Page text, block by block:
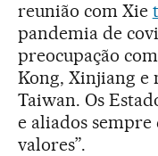
reunião com Xie
pandemia de
preocupação
Kong, Xinjiang e
Taiwan. Os
e aliados sempre
valores”.